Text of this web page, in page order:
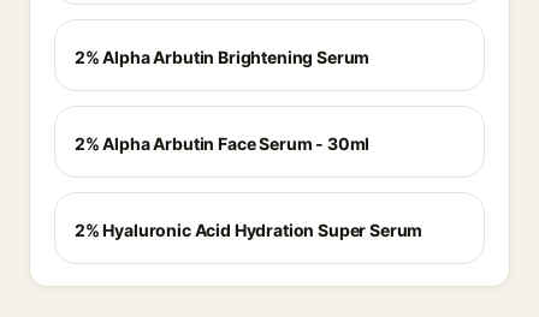
2% Alpha Arbutin Brightening Serum
2% Alpha Arbutin Face Serum - 30ml
2% Hyaluronic Acid Hydration Super Serum